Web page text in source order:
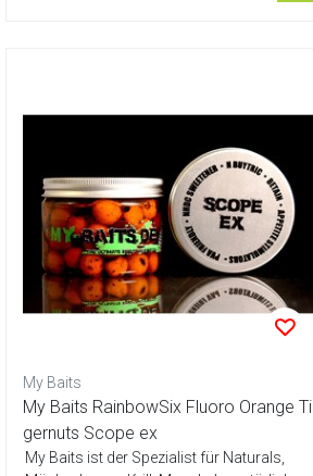
My Baits
My Baits RainbowSix Fluoro Orange Ti
gernuts Scope ex
My Baits ist der Spezialist für Naturals,